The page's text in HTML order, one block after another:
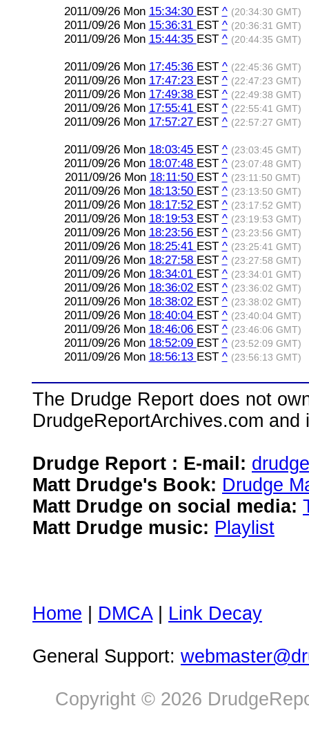
2011/09/26 Mon 15:34:30 EST ^ (20:34:30 GMT)
2011/09/26 Mon 15:36:31 EST ^ (20:36:31 GMT)
2011/09/26 Mon 15:44:35 EST ^ (20:44:35 GMT)
2011/09/26 Mon 17:45:36 EST ^ (22:45:36 GMT)
2011/09/26 Mon 17:47:23 EST ^ (22:47:23 GMT)
2011/09/26 Mon 17:49:38 EST ^ (22:49:38 GMT)
2011/09/26 Mon 17:55:41 EST ^ (22:55:41 GMT)
2011/09/26 Mon 17:57:27 EST ^ (22:57:27 GMT)
2011/09/26 Mon 18:03:45 EST ^ (23:03:45 GMT)
2011/09/26 Mon 18:07:48 EST ^ (23:07:48 GMT)
2011/09/26 Mon 18:11:50 EST ^ (23:11:50 GMT)
2011/09/26 Mon 18:13:50 EST ^ (23:13:50 GMT)
2011/09/26 Mon 18:17:52 EST ^ (23:17:52 GMT)
2011/09/26 Mon 18:19:53 EST ^ (23:19:53 GMT)
2011/09/26 Mon 18:23:56 EST ^ (23:23:56 GMT)
2011/09/26 Mon 18:25:41 EST ^ (23:25:41 GMT)
2011/09/26 Mon 18:27:58 EST ^ (23:27:58 GMT)
2011/09/26 Mon 18:34:01 EST ^ (23:34:01 GMT)
2011/09/26 Mon 18:36:02 EST ^ (23:36:02 GMT)
2011/09/26 Mon 18:38:02 EST ^ (23:38:02 GMT)
2011/09/26 Mon 18:40:04 EST ^ (23:40:04 GMT)
2011/09/26 Mon 18:46:06 EST ^ (23:46:06 GMT)
2011/09/26 Mon 18:52:09 EST ^ (23:52:09 GMT)
2011/09/26 Mon 18:56:13 EST ^ (23:56:13 GMT)
The Drudge Report does not
DrudgeReportArchives.com
Drudge Report : E-mail:
Matt Drudge's Book: Drudge
Matt Drudge on social media:
Matt Drudge music: Playlist
Home DMCA| Link Decay
General Support:
Copyright © 2026